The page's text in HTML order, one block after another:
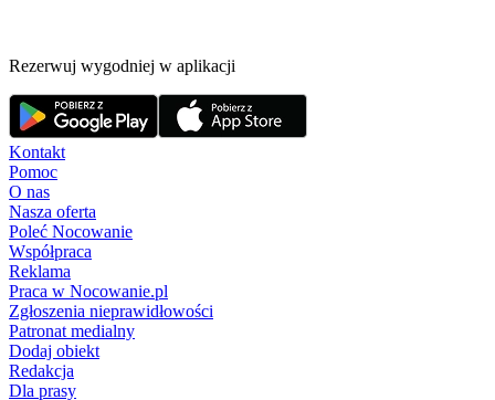
Rezerwuj wygodniej w aplikacji
Kontakt
Pomoc
O nas
Nasza oferta
Poleć Nocowanie
Współpraca
Reklama
Praca w Nocowanie.pl
Zgłoszenia nieprawidłowości
Patronat medialny
Dodaj obiekt
Redakcja
Dla prasy